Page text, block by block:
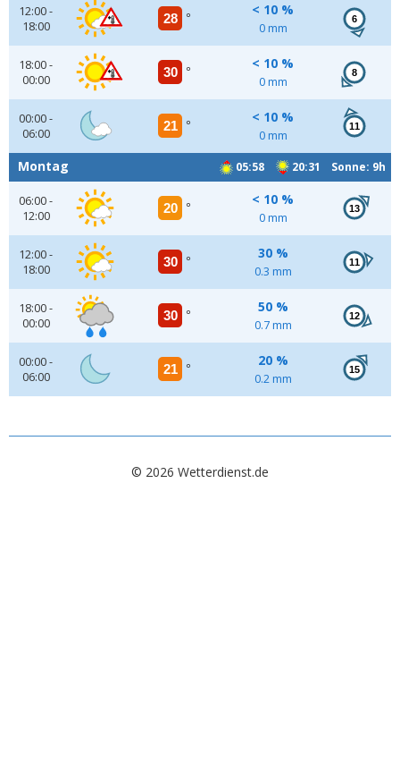
12:00 -
18:00
28 °
< 10 %
0 mm
6
18:00 -
00:00
30 °
< 10 %
0 mm
8
00:00 -
06:00
21 °
< 10 %
0 mm
11
05:58 20:31 Sonne: 9h
Montag
06:00 -
12:00
20 °
< 10 %
0 mm
13
12:00 -
18:00
30 °
30 %
0.3 mm
11
18:00 -
00:00
30 °
50 %
0.7 mm
12
00:00 -
06:00
21 °
20 %
0.2 mm
15
© 2026 Wetterdienst.de